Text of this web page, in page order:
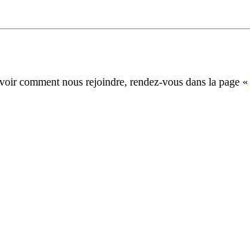
comment nous rejoindre, rendez-vous dans la page «